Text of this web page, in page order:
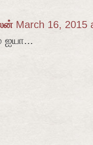
March 16, 2015
ஐயா...